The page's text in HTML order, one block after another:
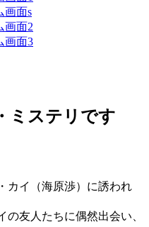
ミステリです
カイ（海原渉）に誘われ
友人たちに偶然出会い、